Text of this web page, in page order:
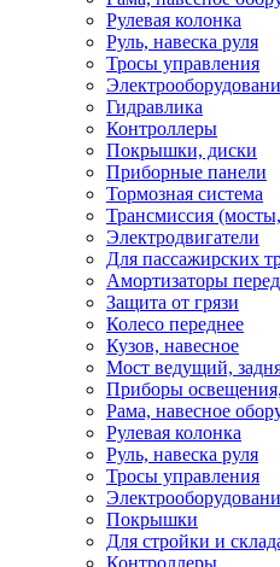
Рулевая колонка
Руль, навеска руля
Тросы управления
Гидравлика
Контроллеры
Покрышки, диски
Приборные панели
Тормозная система
Трансмиссия
Электродвигатели
Для пассажирских
Амортизаторы
Защита от грязи
Колесо переднее
Кузов, навесное
Мост ведущий,
Приборы
Рама, навесное
Рулевая колонка
Руль, навеска руля
Тросы управления
Покрышки
Для стройки и
Контроллеры